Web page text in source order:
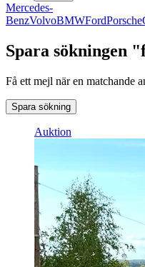
Mercedes-
BenzVolvoBMWFordPorsche
Spara sökningen
Få ett mejl när en matchande
Spara sökning
Auktion